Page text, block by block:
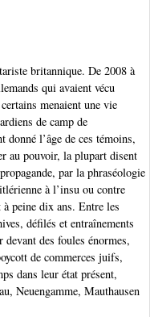
britannique. De 2008 à
qui avaient vécu
menaient une vie
de camp de
l’âge de ces témoins,
au pouvoir, la plupart disent
par la phraséologie
à l’insu ou contre
peine dix ans. Entre les
défilés et entraînements
des foules énormes,
de commerces juifs,
dans leur état présent,
Neuengamme, Mauthausen